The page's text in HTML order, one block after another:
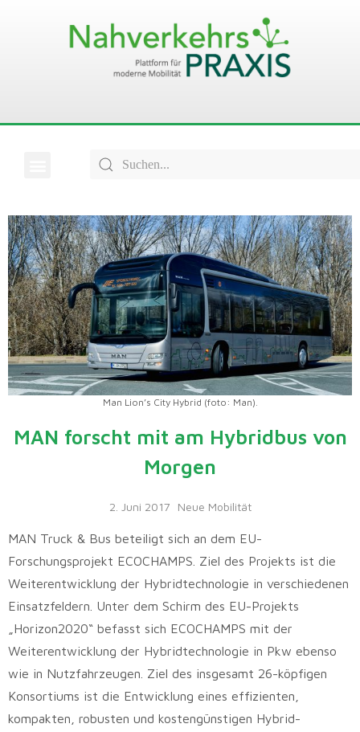
Man Lion’s City Hybrid (foto: Man).
MAN forscht mit am Hybridbus von
Morgen
2. Juni 2017 Neue Mobilität
MAN Truck & Bus beteiligt sich an dem EU-
Forschungsprojekt ECOCHAMPS. Ziel des Projekts ist die
Weiterentwicklung der Hybridtechnologie in verschiedenen
Einsatzfeldern. Unter dem Schirm des EU-Projekts
„Horizon2020“ befasst sich ECOCHAMPS mit der
Weiterentwicklung der Hybridtechnologie in Pkw ebenso
wie in Nutzfahrzeugen. Ziel des insgesamt 26-köpfigen
Konsortiums ist die Entwicklung eines effizienten,
kompakten, robusten und kostengünstigen Hybrid-